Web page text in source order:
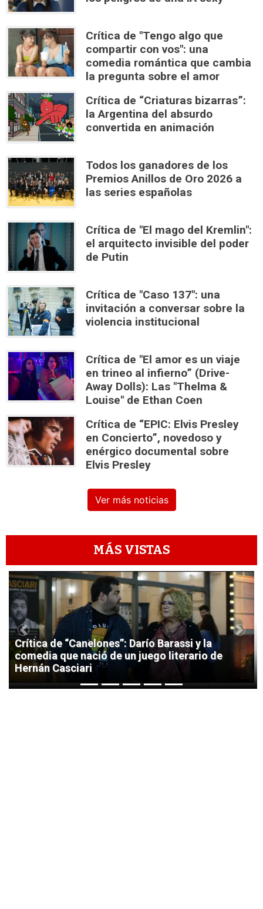
Crítica de "Tengo algo que
compartir con vos": una
comedia romántica que cambia
la pregunta sobre el amor
Crítica de “Criaturas bizarras”:
la Argentina del absurdo
convertida en animación
Todos los ganadores de los
Premios Anillos de Oro 2026 a
las series españolas
Crítica de "El mago del Kremlin":
el arquitecto invisible del poder
de Putin
Crítica de "Caso 137": una
invitación a conversar sobre la
violencia institucional
Crítica de "El amor es un viaje
en trineo al infierno” (Drive-
Away Dolls): Las "Thelma &
Louise" de Ethan Coen
Crítica de “EPIC: Elvis Presley
en Concierto”, novedoso y
enérgico documental sobre
Elvis Presley
Ver más noticias
MÁS VISTAS
1
Crítica de “Canelones”: Darío Barassi y la
comedia que nació de un juego literario de
Hernán Casciari
Previous Next